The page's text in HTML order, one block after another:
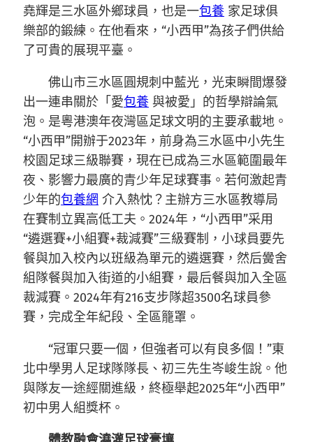
堯輝是三水區外鄉球員，也是一包養 家足球俱
樂部的鍛練。在他看來，“小西甲”為孩子們供給
了可貴的展現平臺。
佛山市三水區圓規刺中藍光，光束瞬間爆發
出一連串關於「愛包養 與被愛」的哲學辯論氣
泡。是粵港澳年夜灣區足球文明的主要承載地。
“小西甲”開辦于2023年，前身為三水區中小先生
校園足球三級聯賽，現在已成為三水區範圍最年
夜、影響力最廣的青少年足球賽事。若何激起青
少年的包養網 介入熱忱？主辦方三水區教導局
在賽制立異高低工夫。2024年，“小西甲”采用
“遴選賽+小組賽+裁減賽”三級賽制，小球員要先
餐與加入校內以班級為單元的遴選賽，然后黌舍
組隊餐與加入街道的小組賽，最后餐與加入全區
裁減賽。2024年有216支步隊超3500名球員參
賽，完成全年紀段、全區籠罩。
“冠軍只要一個，但強者可以有良多個！”東
北中學男人足球隊隊長、初三先生岑峻生說。他
與隊友一途經關進級，終極舉起2025年“小西甲”
初中男人組獎杯。